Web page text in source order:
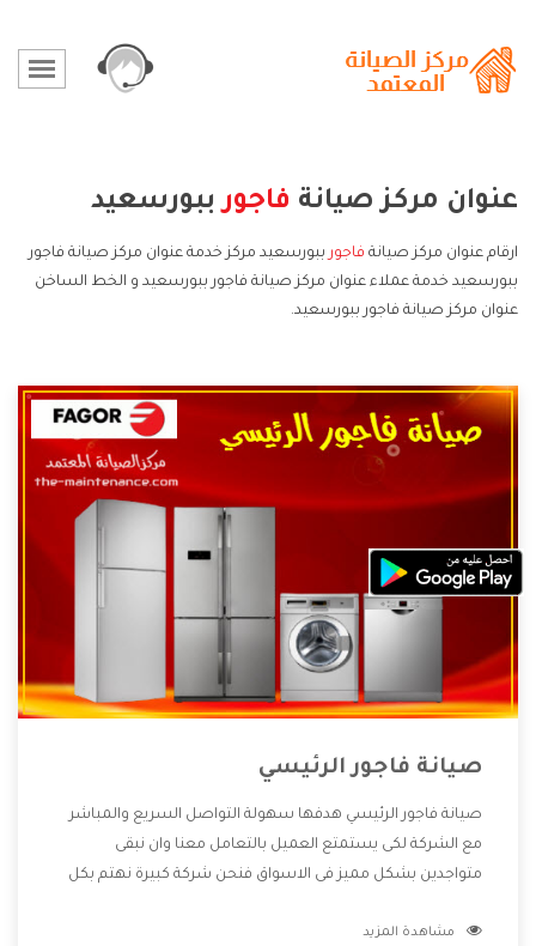
عنوان مركز صيانة فاجورببورسعيد
ارقام عنوان مركز صيانة فاجور ببورسعيد مركز خدمة عنوان مركز صيانة فاجور
ببورسعيد خدمة عملاء عنوان مركز صيانة فاجور ببورسعيد و الخط الساخن
عنوان مركز صيانة فاجور ببورسعيد.
صيانة فاجور الرئيسي
صيانة فاجور الرئيسي هدفها سهولة التواصل السريع والمباشر
مع الشركة لكى يستمتع العميل بالتعامل معنا وان نبقى
متواجدين بشكل مميز فى الاسواق فنحن شركة كبيرة نهتم بكل
الشركة بها والتى تكون منها خدمة الصيانة التى تكون من أهم
مشاهدة المزيد